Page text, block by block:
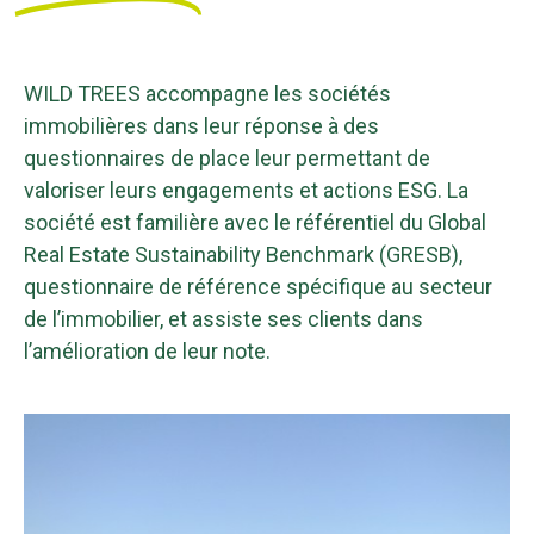
WILD TREES accompagne les sociétés
immobilières dans leur réponse à des
questionnaires de place leur permettant de
valoriser leurs engagements et actions ESG. La
société est familière avec le référentiel du Global
Real Estate Sustainability Benchmark (GRESB),
questionnaire de référence spécifique au secteur
de l’immobilier, et assiste ses clients dans
l’amélioration de leur note.